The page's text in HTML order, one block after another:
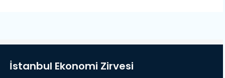
İstanbul Ekonomi Zirvesi